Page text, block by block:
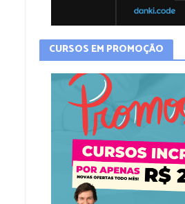
CURSOS EM PROMOÇÃO